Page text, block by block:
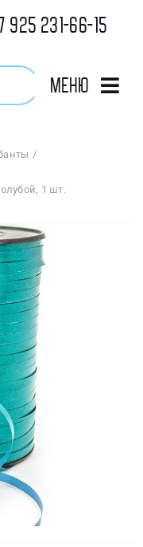
925 231-66-15
Меню
1 шт.